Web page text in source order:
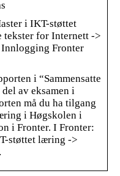
i IKT-støttet
tekster for Internett ->
Innlogging Fronter
i “Sammensatte
av eksamen i
må du ha tilgang
i Høgskolen i
i Fronter. I Fronter:
støttet læring ->